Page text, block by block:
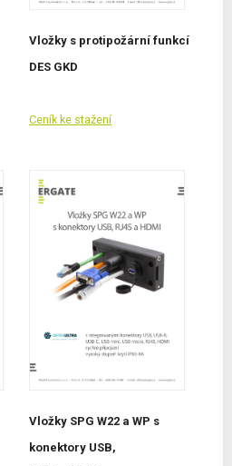
Vložky s protipožární funkcí
DES GKD
Ceník ke stažení
Vložky SPG W22 a WP s
konektory USB,